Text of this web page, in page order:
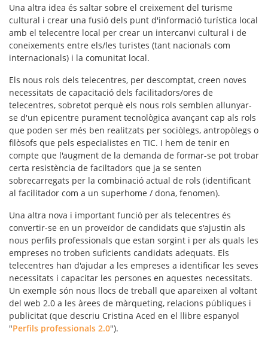
Una altra idea és saltar sobre el creixement del turisme
cultural i crear una fusió dels punt d'informació turística local
amb el telecentre local per crear un intercanvi cultural i de
coneixements entre els/les turistes (tant nacionals com
internacionals) i la comunitat local.
Els nous rols dels telecentres, per descomptat, creen noves
necessitats de capacitació dels facilitadors/ores de
telecentres, sobretot perquè els nous rols semblen allunyar-
se d'un epicentre purament tecnològica avançant cap als rols
que poden ser més ben realitzats per sociòlegs, antropòlegs o
filòsofs que pels especialistes en TIC. I hem de tenir en
compte que l'augment de la demanda de formar-se pot trobar
certa resistència de faciltadors que ja se senten
sobrecarregats per la combinació actual de rols (identificant
al facilitador com a un superhome / dona, fenomen).
Una altra nova i important funció per als telecentres és
convertir-se en un proveïdor de candidats que s'ajustin als
nous perfils professionals que estan sorgint i per als quals les
empreses no troben suficients candidats adequats. Els
telecentres han d'ajudar a les empreses a identificar les seves
necessitats i capacitar les persones en aquestes necessitats.
Un exemple són nous llocs de treball que apareixen al voltant
del web 2.0 a les àrees de màrqueting, relacions públiques i
publicitat (que descriu Cristina Aced en el llibre espanyol
"Perfils professionals 2.0").